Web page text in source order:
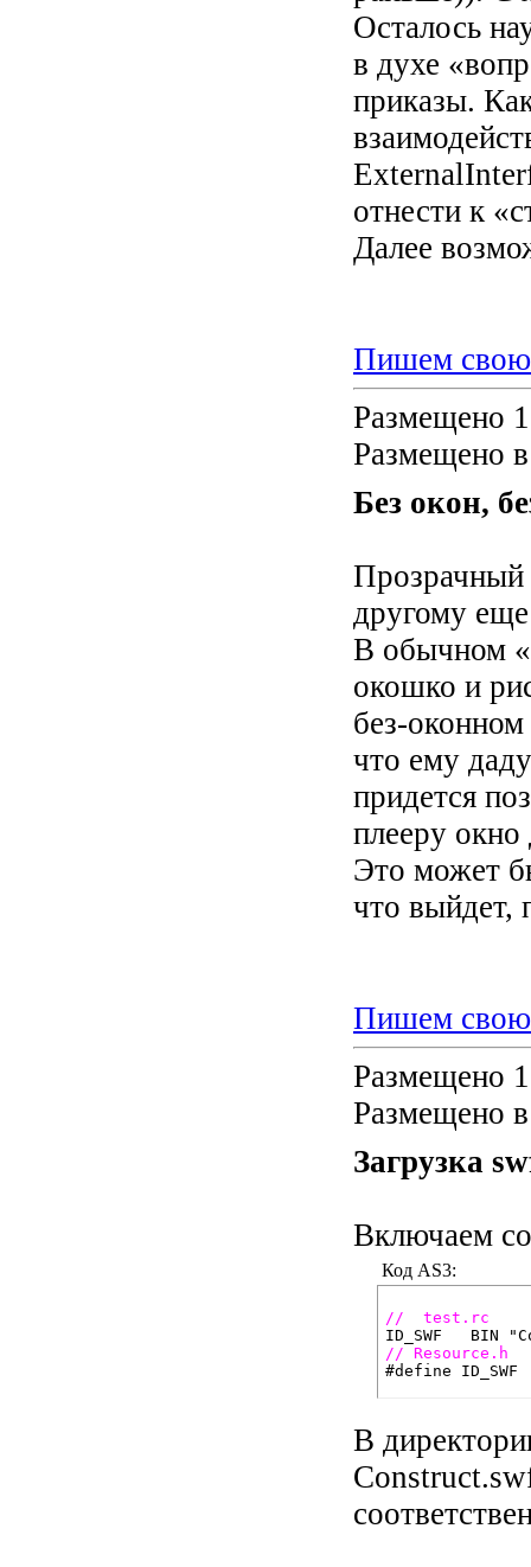
Осталось
в духе
приказы.
отнести к
Далее
Пишем свою
Размещено
Размещено в
Без окон,
Прозрачный
другому
В обычном
окошко и
без-
что ему
придется
плееру окно
Это может
что выйдет,
Пишем свою
Размещено
Размещено в
Загрузка
Включаем
Код AS3:
//  test.rc
// Resource.h
В